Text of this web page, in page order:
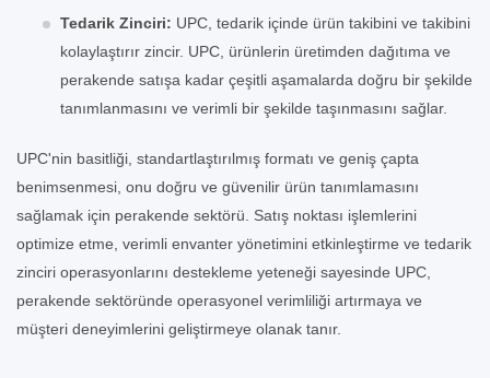
Tedarik Zinciri: UPC, tedarik içinde ürün takibini ve takibini
kolaylaştırır zincir. UPC, ürünlerin üretimden dağıtıma ve
perakende satışa kadar çeşitli aşamalarda doğru bir şekilde
tanımlanmasını ve verimli bir şekilde taşınmasını sağlar.
UPC'nin basitliği, standartlaştırılmış formatı ve geniş çapta
benimsenmesi, onu doğru ve güvenilir ürün tanımlamasını
sağlamak için perakende sektörü. Satış noktası işlemlerini
optimize etme, verimli envanter yönetimini etkinleştirme ve tedarik
zinciri operasyonlarını destekleme yeteneği sayesinde UPC,
perakende sektöründe operasyonel verimliliği artırmaya ve
müşteri deneyimlerini geliştirmeye olanak tanır.